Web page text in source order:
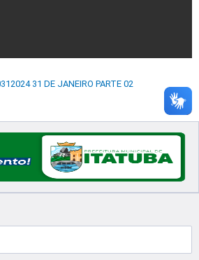
31 DE JANEIRO PARTE 02